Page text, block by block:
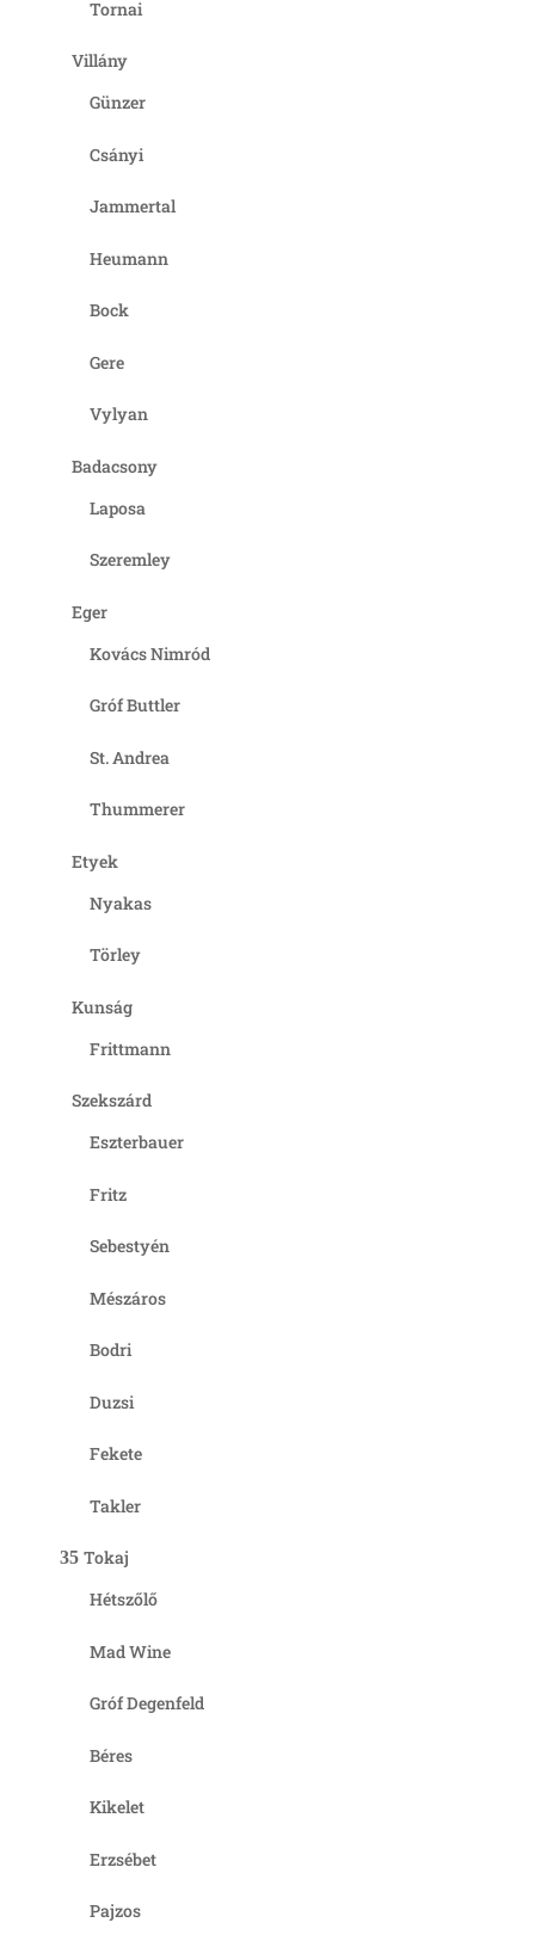
Tornai
Villány
Günzer
Csányi
Jammertal
Heumann
Bock
Gere
Vylyan
Badacsony
Laposa
Szeremley
Eger
Kovács Nimród
Gróf Buttler
St. Andrea
Thummerer
Etyek
Nyakas
Törley
Kunság
Frittmann
Szekszárd
Eszterbauer
Fritz
Sebestyén
Mészáros
Bodri
Duzsi
Fekete
Takler
Tokaj
Hétszőlő
Mad Wine
Gróf Degenfeld
Béres
Kikelet
Erzsébet
Pajzos